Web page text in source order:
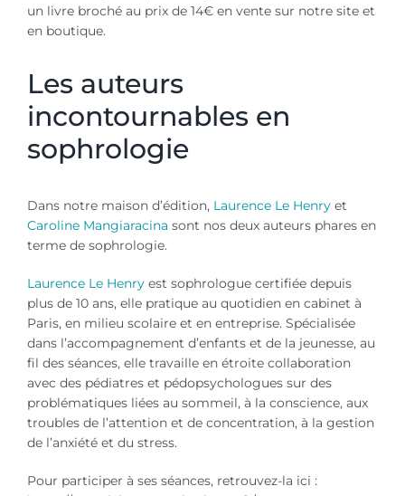
un livre broché au prix de 14€ en vente sur notre site et
en boutique.
Les auteurs
incontournables en
sophrologie
Dans notre maison d’édition, Laurence Le Henryet
Caroline Mangiaracina sont nos deux auteurs phares en
terme de sophrologie.
Laurence Le Henryest sophrologue certifiée depuis
plus de 10 ans, elle pratique au quotidien en cabinet à
Paris, en milieu scolaire et en entreprise. Spécialisée
dans l’accompagnement d’enfants et de la jeunesse, au
fil des séances, elle travaille en étroite collaboration
avec des pédiatres et pédopsychologues sur des
problématiques liées au sommeil, à la conscience, aux
troubles de l’attention et de concentration, à la gestion
de l’anxiété et du stress.
Pour participer à ses séances, retrouvez-la ici :